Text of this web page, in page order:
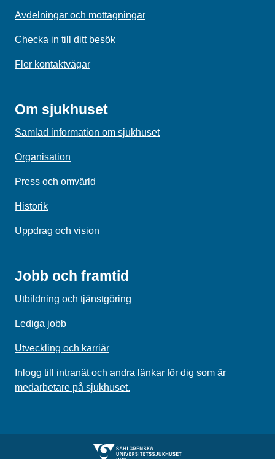
Avdelningar och mottagningar
Checka in till ditt besök
Fler kontaktvägar
Om sjukhuset
Samlad information om sjukhuset
Organisation
Press och omvärld
Historik
Uppdrag och vision
Jobb och framtid
Utbildning och tjänstgöring
Lediga jobb
Utveckling och karriär
Inlogg till intranät och andra länkar för dig som är
medarbetare på sjukhuset.